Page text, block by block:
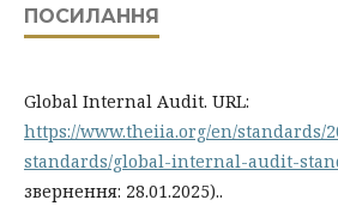
ПОСИЛАННЯ
Global Internal Audit. URL:
https://www.theiia.org/en/standards/
standards/global-internal-audit-
звернення: 28.01.2025)..